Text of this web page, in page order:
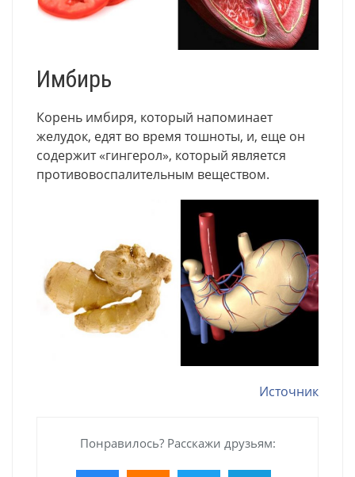
Имбирь
Корень имбиря, который напоминает
желудок, едят во время тошноты, и, еще он
содержит «гингерол», который является
противовоспалительным веществом.
Источник
Понравилось? Расскажи друзьям: